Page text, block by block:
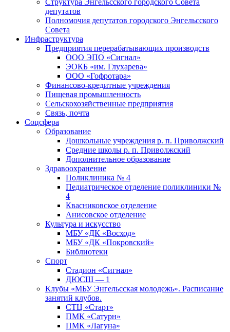
Структура Энгельсского городского Совета
депутатов
Полномочия депутатов городского Энгельсского
Совета
Инфраструктура
Предприятия перерабатывающих производств
ООО ЭПО «Сигнал»
ЭОКБ «им. Глухарева»
ООО «Гофротара»
Финансово-кредитные учреждения
Пищевая промышленность
Сельскохозяйственные предприятия
Связь, почта
Соцсфера
Образование
Дошкольные учреждения р. п. Приволжский
Средние школы р. п. Приволжский
Дополнительное образование
Здравоохранение
Поликлиника № 4
Педиатрическое отделение поликлиники №
4
Квасниковское отделение
Анисовское отделение
Культура и искусство
МБУ «ДК «Восход»
МБУ «ДК «Покровский»
Библиотеки
Спорт
Стадион «Сигнал»
ДЮСШ — 1
Клубы «МБУ Энгельсская молодежь». Расписание
занятий клубов.
СТЦ «Старт»
ПМК «Сатурн»
ПМК «Лагуна»